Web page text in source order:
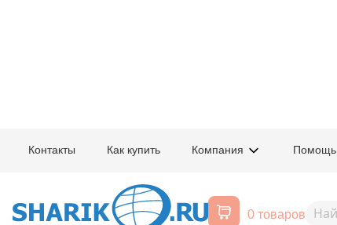
Контакты Как купить Компания Помощь
0 товаров
Расширенный поиск
1101-0006